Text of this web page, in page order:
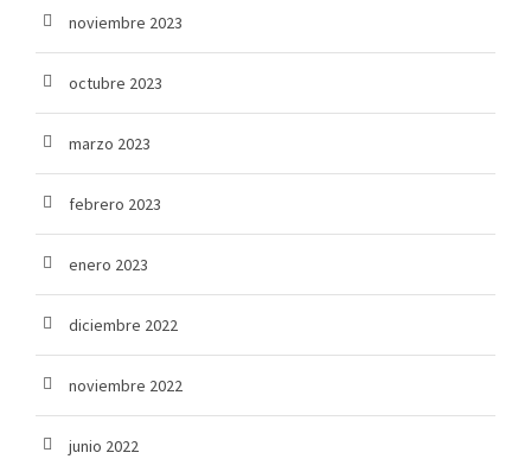
noviembre 2023
octubre 2023
marzo 2023
febrero 2023
enero 2023
diciembre 2022
noviembre 2022
junio 2022